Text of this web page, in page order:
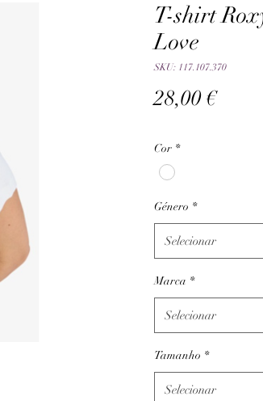
T-shirt
Love
SKU: 117.107.370
28,00 €Preço
Cor *
Género *
Selecionar
Marca *
Selecionar
Tamanho *
Selecionar